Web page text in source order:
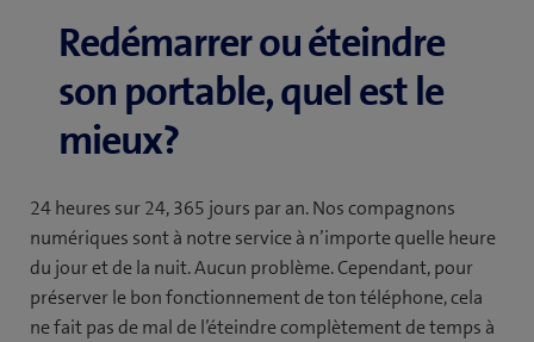
Redémarrer ou éteindre
son portable, quel est le
mieux?
24 heures sur 24, 365 jours par an. Nos compagnons
numériques sont à notre service à n’importe quelle heure
du jour et de la nuit. Aucun problème. Cependant, pour
préserver le bon fonctionnement de ton téléphone, cela
ne fait pas de mal de l’éteindre complètement de temps à